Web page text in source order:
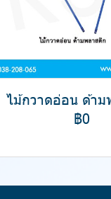
ไม้กวาดอ่อน ด้า
฿0